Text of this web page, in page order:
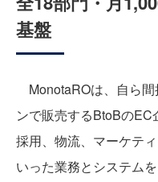
基盤
MonotaROは、自ら間
ンで販売するBtoBの
採用、物流、マーケテ
いった業務とシステム